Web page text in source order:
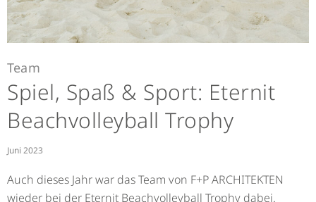
Team
Spiel, Spaß & Sport: Eternit
Beachvolleyball Trophy
Juni 2023
Auch dieses Jahr war das Team von F+P ARCHITEKTEN
wieder bei der Eternit Beachvolleyball Trophy dabei.